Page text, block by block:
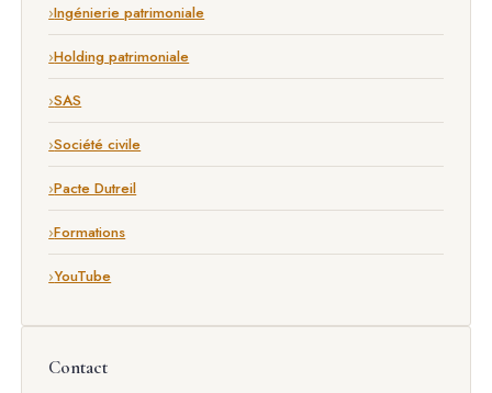
Ingénierie patrimoniale
Holding patrimoniale
SAS
Société civile
Pacte Dutreil
Formations
YouTube
Contact